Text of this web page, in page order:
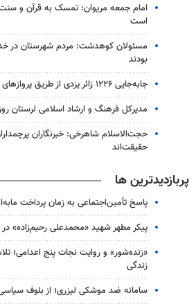
امام جمعه مریوان: تمسک به قرآن و
است
مسئولان کوهدشت: مردم شهرستان در
بودند
جابه‌جایی ۱۲۲۶ زائر یزدی از طریق پروازهای اربعین فرودگاه شهید صدوقی
مدیرکل فرهنگ و ارشاد اسلامی لرستان
حجت‌الاسلام شاهرخی: خبرنگاران
حقیقت‌اند
پربازدیدترین ها
پاسخ تأمین‌اجتماعی به زمان پرداخت
پیکر مطهر شهید «محمدعلی رحیم‌زاده»
«زنده‌شور» و روایت نجات پنج
زندگی
سامانه ضد موشکی لیزری؛ از بلوف